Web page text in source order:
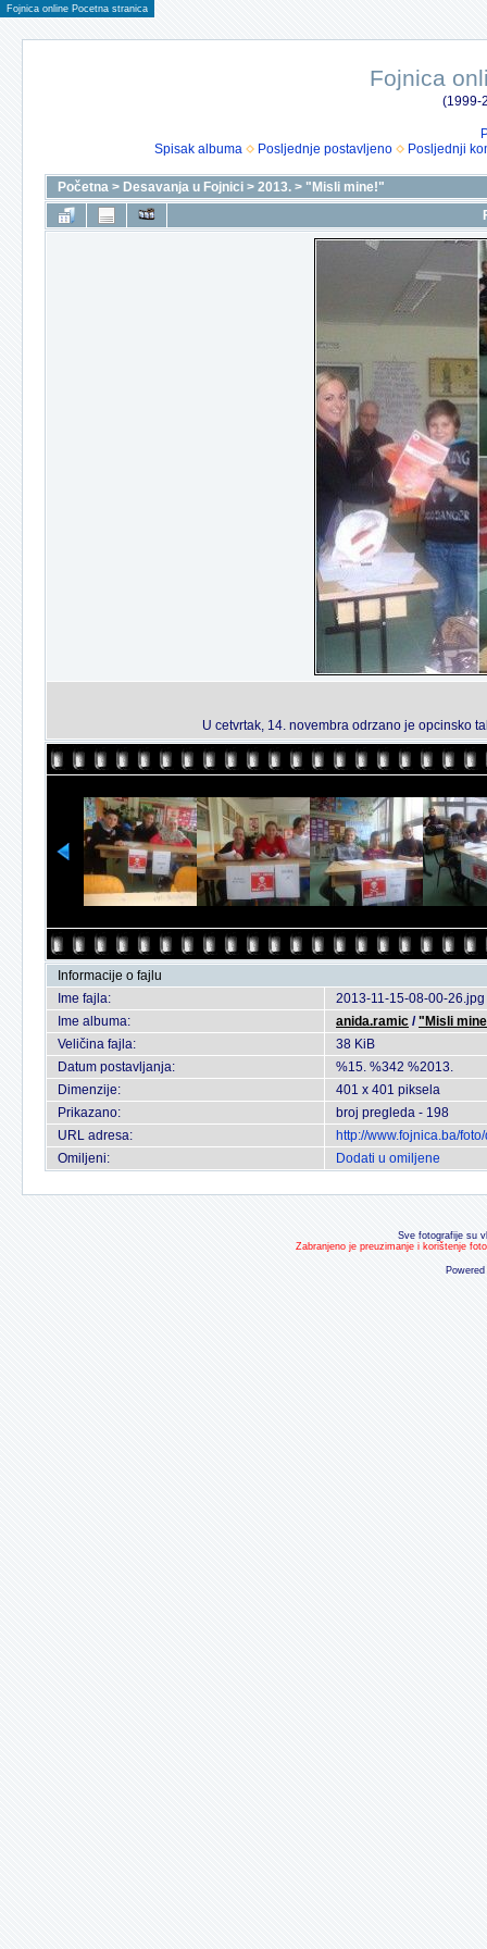
Fojnica online Pocetna stranica
Fojnica
(1999-
Spisak albuma
Posljednje postavljeno Posljednji
Početna > Desavanja u Fojnici > 2013. > "Misli mine!"
U cetvrtak, 14. novembra odrzano je opcinsko
Informacije o fajlu
Ime fajla:
2013-11-15-08-00-26.jpg
Ime albuma:
anida.ramic /"Misli
Veličina fajla:
38 KiB
Datum postavljanja:
%15. %342 %2013.
Dimenzije:
401 x 401 piksela
Prikazano:
broj pregleda - 198
URL adresa:
http://www.fojnica.ba/
Omiljeni:
Dodati u omiljene
Sve fotografije su
Zabranjeno je preuzimanje i korištenje